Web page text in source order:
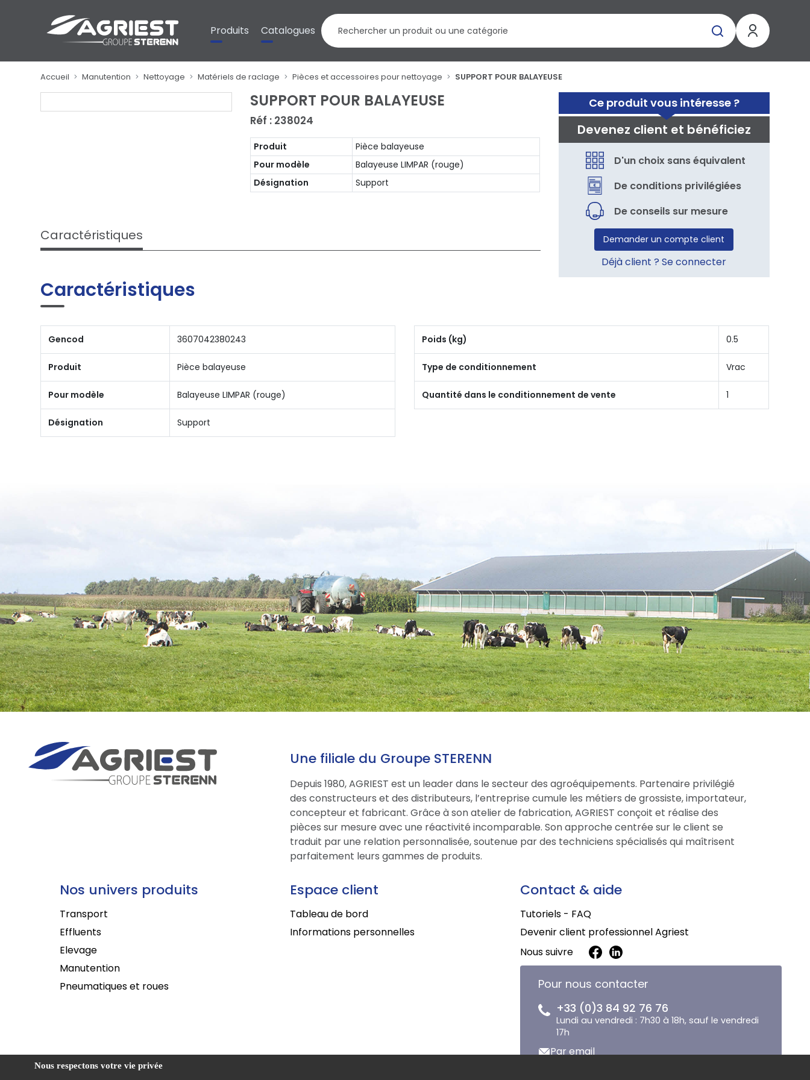
Produits Catalogues
Accueil Manutention Nettoyage Matériels de raclage Pièces et accessoires pour nettoyage SUPPORT POUR BALAYEUSE
Ce produit vous intéresse ?
Devenez client et bénéficiez
D'un choix sans équivalent
De conditions privilégiées
De conseils sur mesure
Demander un compte client
Déjà client ? Se connecter
SUPPORT POUR BALAYEUSE
Réf : 238024
Produit
Pièce balayeuse
Pour modèle
Balayeuse LIMPAR (rouge)
Désignation
Support
Caractéristiques
Caractéristiques
Gencod 3607042380243
Produit Pièce balayeuse
Pour modèle Balayeuse LIMPAR (rouge)
Désignation Support
Poids (kg) 0.5
Type de conditionnement Vrac
Quantité dans le conditionnement de vente 1
Une filiale du Groupe STERENN
Depuis 1980, AGRIEST est un leader dans le secteur des agroéquipements. Partenaire privilégié
des constructeurs et des distributeurs, l’entreprise cumule les métiers de grossiste, importateur,
concepteur et fabricant. Grâce à son atelier de fabrication, AGRIEST conçoit et réalise des
pièces sur mesure avec une réactivité incomparable. Son approche centrée sur le client se
traduit par une relation personnalisée, soutenue par des techniciens spécialisés qui maîtrisent
parfaitement leurs gammes de produits.
Nos univers produits
Transport
Effluents
Elevage
Manutention
Pneumatiques et roues
Espace client
Tableau de bord
Informations personnelles
Contact & aide
Tutoriels - FAQ
Devenir client professionnel Agriest
Nous suivre
Pour nous contacter
+33 (0)3 84 92 76 76
Lundi au vendredi : 7h30 à 18h, sauf le vendredi
17h
Par email
Nous respectons votre vie privée